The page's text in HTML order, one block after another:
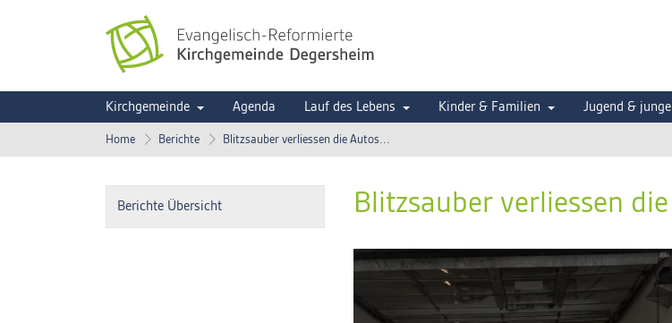
Kirchgemeinde Agenda Lauf des Lebens Kinder & Familien Jugend &
Home Berichte Blitzsauber verliessen die Autos...
Berichte Übersicht Blitzsauber verliessen